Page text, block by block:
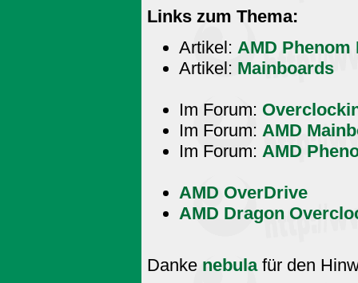
Links zum Thema:
Artikel: AMD Phenom
Artikel: Mainboards
Im Forum:
Im Forum: AMD
Im Forum: AMD
AMD OverDrive
AMD Dragon
Danke nebulafür den